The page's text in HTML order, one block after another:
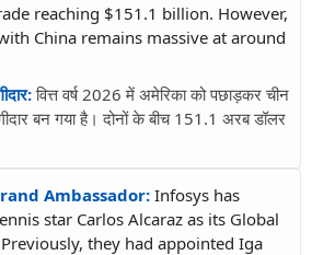
reaching $151.1 billion. However,
China remains massive at around
वित्त वर्ष 2026 में अमेरिका को पछाड़कर चीन
बन गया है। दोनों के बीच 151.1 अरब डॉलर
Ambassador: Infosys has
star Carlos Alcaraz as its Global
they had appointed Iga